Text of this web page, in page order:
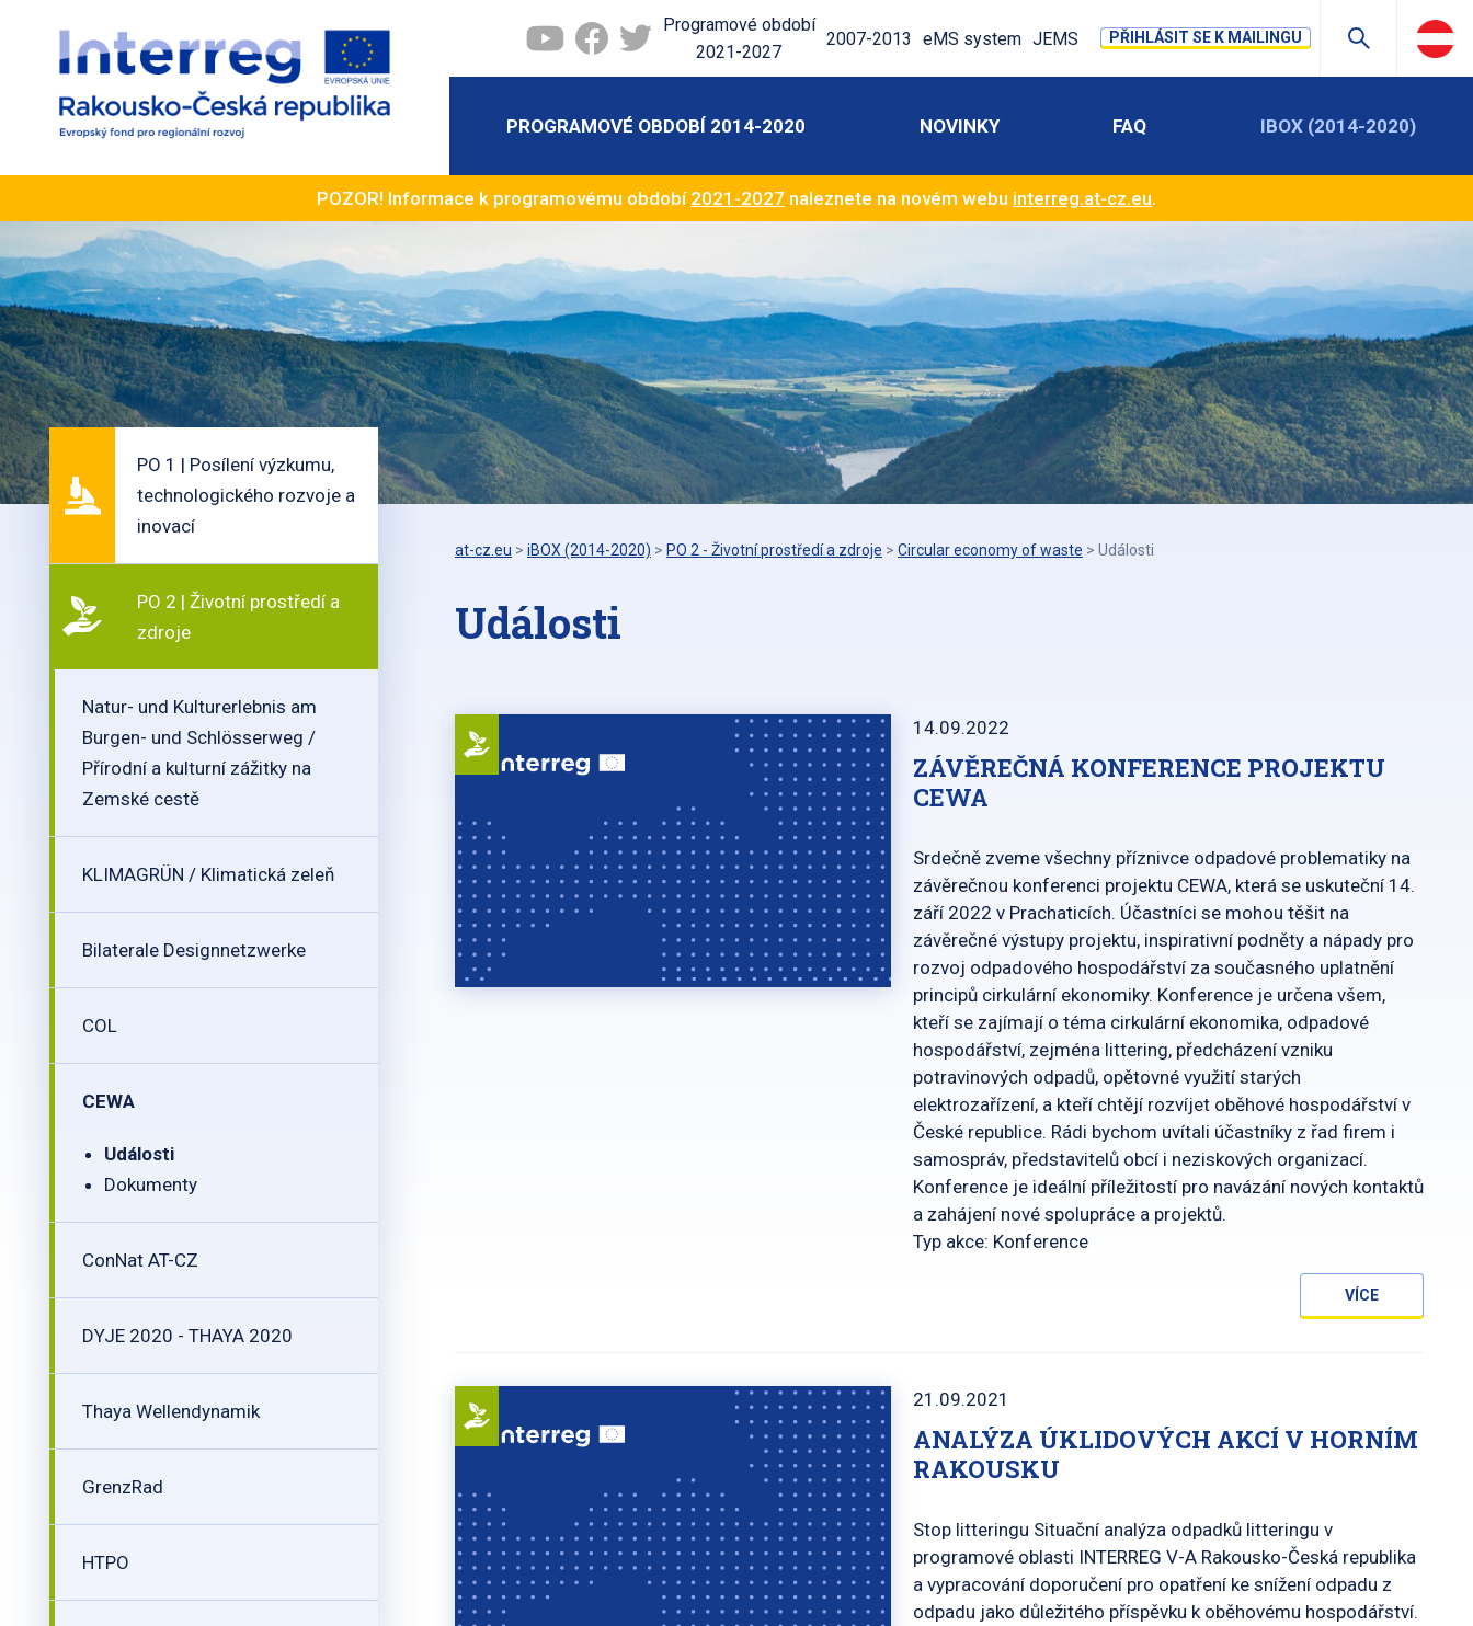
Programové období
2021-2027
2007-2013 eMS system JEMS PŘIHLÁSIT SE K MAILINGU
PROGRAMOVÉ OBDOBÍ 2014-2020 NOVINKY FAQ IBOX (2014-2020)
POZOR! Informace k programovému období 2021-2027 naleznete na novém webu interreg.at-cz.eu.
PO 1 | Posílení výzkumu,
technologického rozvoje a
inovací
PO 2 | Životní prostředí a
zdroje
Natur- und Kulturerlebnis am
Burgen- und Schlösserweg /
Přírodní a kulturní zážitky na
Zemské cestě
KLIMAGRÜN / Klimatická zeleň
Bilaterale Designnetzwerke
COL
CEWA
Události
Dokumenty
ConNat AT-CZ
DYJE 2020 - THAYA 2020
Thaya Wellendynamik
GrenzRad
HTPO
at-cz.eu > iBOX (2014-2020) > PO 2 - Životní prostředí a zdroje > Circular economy of waste > Události
Události
14.09.2022
ZÁVĚREČNÁ KONFERENCE PROJEKTU
CEWA
Srdečně zveme všechny příznivce odpadové problematiky na
závěrečnou konferenci projektu CEWA, která se uskuteční 14.
září 2022 v Prachaticích. Účastníci se mohou těšit na
závěrečné výstupy projektu, inspirativní podněty a nápady pro
rozvoj odpadového hospodářství za současného uplatnění
principů cirkulární ekonomiky. Konference je určena všem,
kteří se zajímají o téma cirkulární ekonomika, odpadové
hospodářství, zejména littering, předcházení vzniku
potravinových odpadů, opětovné využití starých
elektrozařízení, a kteří chtějí rozvíjet oběhové hospodářství v
České republice. Rádi bychom uvítali účastníky z řad firem i
samospráv, představitelů obcí i neziskových organizací.
Konference je ideální příležitostí pro navázání nových kontaktů
a zahájení nové spolupráce a projektů.
Typ akce: Konference
VÍCE
21.09.2021
ANALÝZA ÚKLIDOVÝCH AKCÍ V HORNÍM
RAKOUSKU
Stop litteringu Situační analýza odpadků litteringu v
programové oblasti INTERREG V-A Rakousko-Česká republika
a vypracování doporučení pro opatření ke snížení odpadu z
odpadu jako důležitého příspěvku k oběhovému hospodářství.